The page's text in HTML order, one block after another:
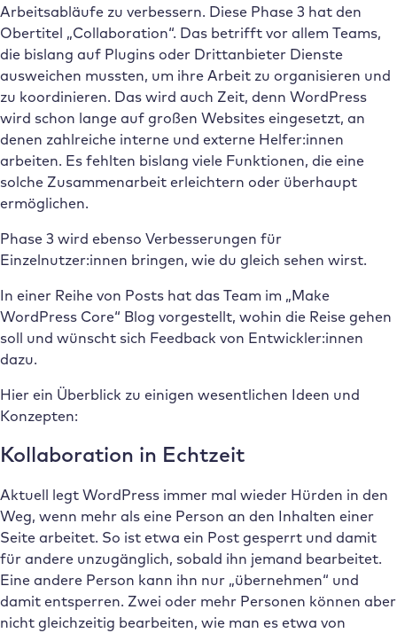
Arbeitsabläufe zu verbessern. Diese Phase 3 hat den
Obertitel „Collaboration“. Das betrifft vor allem Teams,
die bislang auf Plugins oder Drittanbieter Dienste
ausweichen mussten, um ihre Arbeit zu organisieren und
zu koordinieren. Das wird auch Zeit, denn WordPress
wird schon lange auf großen Websites eingesetzt, an
denen zahlreiche interne und externe Helfer:innen
arbeiten. Es fehlten bislang viele Funktionen, die eine
solche Zusammenarbeit erleichtern oder überhaupt
ermöglichen.
Phase 3 wird ebenso Verbesserungen für
Einzelnutzer:innen bringen, wie du gleich sehen wirst.
In einer Reihe von Posts hat das Team im „Make
WordPress Core“ Blog vorgestellt, wohin die Reise gehen
soll und wünscht sich Feedback von Entwickler:innen
dazu.
Hier ein Überblick zu einigen wesentlichen Ideen und
Konzepten:
Kollaboration in Echtzeit
Aktuell legt WordPress immer mal wieder Hürden in den
Weg, wenn mehr als eine Person an den Inhalten einer
Seite arbeitet. So ist etwa ein Post gesperrt und damit
für andere unzugänglich, sobald ihn jemand bearbeitet.
Eine andere Person kann ihn nur „übernehmen“ und
damit entsperren. Zwei oder mehr Personen können aber
nicht gleichzeitig bearbeiten, wie man es etwa von